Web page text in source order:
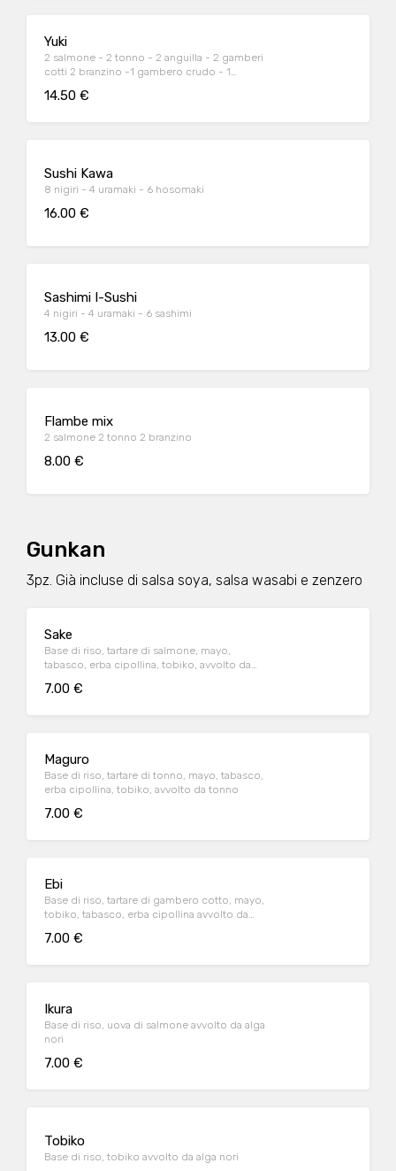
Yuki
2 salmone - 2 tonno - 2 anguilla - 2 gamberi
cotti 2 branzino -1 gambero crudo - 1
14.50 €
Sushi Kawa
8 nigiri - 4 uramaki - 6 hosomaki
16.00 €
Sashimi I-Sushi
4 nigiri - 4 uramaki - 6 sashimi
13.00 €
Flambe mix
2 salmone 2 tonno 2 branzino
8.00 €
Gunkan
3pz. Già incluse di salsa soya, salsa wasabi e zenzero
Sake
Base di riso, tartare di salmone, mayo,
tabasco, erba cipollina, tobiko, avvolto da
7.00 €
Maguro
Base di riso, tartare di tonno, mayo, tabasco,
erba cipollina, tobiko, avvolto da tonno
7.00 €
Ebi
Base di riso, tartare di gambero cotto, mayo,
tobiko, tabasco, erba cipollina avvolto da
7.00 €
Ikura
Base di riso, uova di salmone avvolto da alga
nori
7.00 €
Tobiko
Base di riso, tobiko avvolto da alga nori